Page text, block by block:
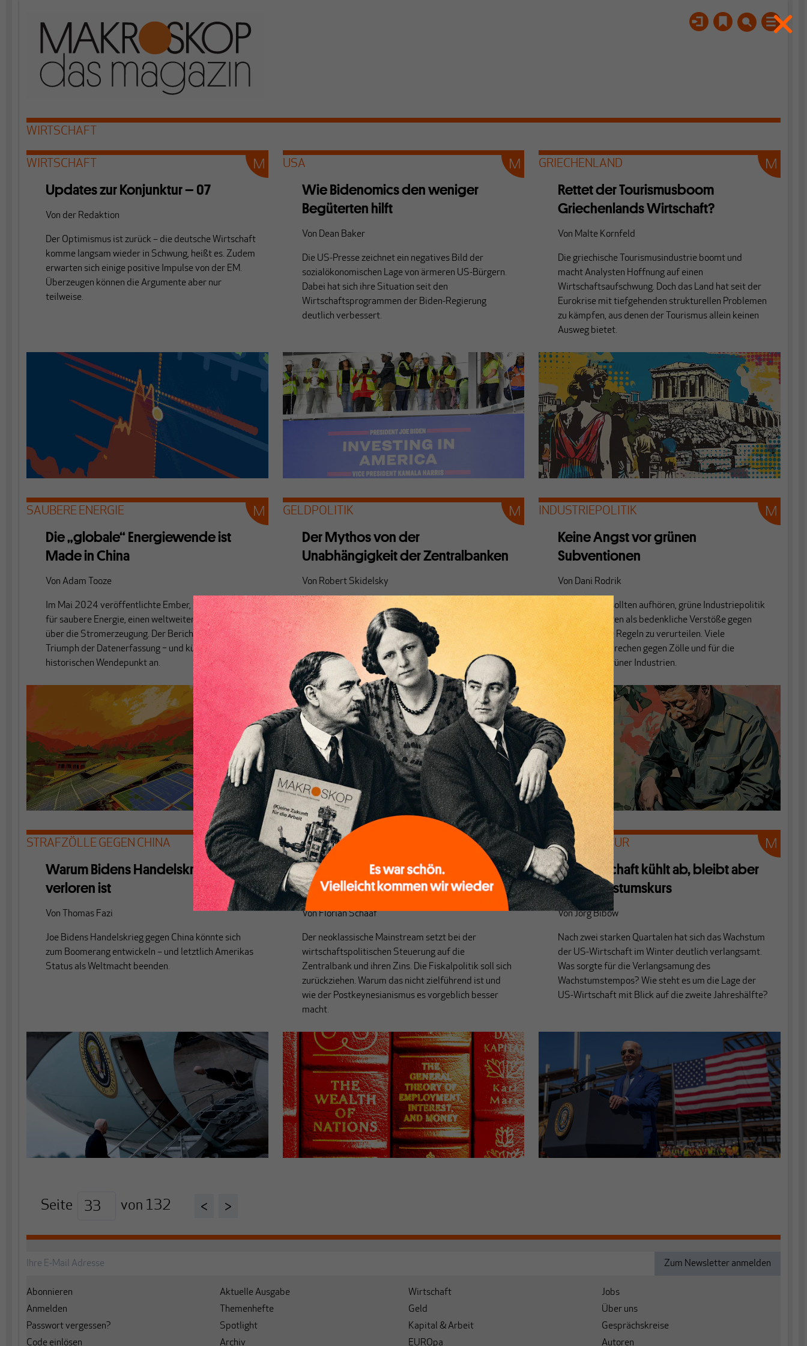
WIRTSCHAFT
WIRTSCHAFT
Updates zur Konjunktur – 07
Von der Redaktion
Der Optimismus ist zurück – die deutsche Wirtschaft
komme langsam wieder in Schwung, heißt es. Zudem
erwarten sich einige positive Impulse von der EM.
Überzeugen können die Argumente aber nur
teilweise.
USA
Wie Bidenomics den weniger
Begüterten hilft
Von Dean Baker
Die US-Presse zeichnet ein negatives Bild der
sozialökonomischen Lage von ärmeren US-Bürgern.
Dabei hat sich ihre Situation seit den
Wirtschaftsprogrammen der Biden-Regierung
deutlich verbessert.
GRIECHENLAND
Rettet der Tourismusboom
Griechenlands Wirtschaft?
Von Malte Kornfeld
Die griechische Tourismusindustrie boomt und
macht Analysten Hoffnung auf einen
Wirtschaftsaufschwung. Doch das Land hat seit der
Eurokrise mit tiefgehenden strukturellen Problemen
zu kämpfen, aus denen der Tourismus allein keinen
Ausweg bietet.
SAUBERE ENERGIE
Die „globale“ Energiewende ist
Made in China
Von Adam Tooze
Im Mai 2024 veröffentlichte Ember, ein Thinktank
für saubere Energie, einen weltweiten Überblick
über die Stromerzeugung. Der Bericht ist ein
Triumph der Datenerfassung − und kündigt einen
historischen Wendepunkt an.
GELDPOLITIK
Der Mythos von der
Unabhängigkeit der Zentralbanken
Von Robert Skidelsky
Die Bank of England hat es nicht vermocht, wirksam
auf die schlimmste Inflation seit vier Jahrzehnten zu
reagieren. Das zeigt: Die Vorstellung, dass Finanz-
und Geldpolitik voneinander getrennt werden
können, ist überholt.
INDUSTRIEPOLITIK
Keine Angst vor grünen
Subventionen
Von Dani Rodrik
Regierungen sollten aufhören, grüne Industriepolitik
anderer Staaten als bedenkliche Verstöße gegen
internationale Regeln zu verurteilen. Viele
Argumente sprechen gegen Zölle und für die
Subvention grüner Industrien.
STRAFZÖLLE GEGEN CHINA
Warum Bidens Handelskrieg schon
verloren ist
Von Thomas Fazi
Joe Bidens Handelskrieg gegen China könnte sich
zum Boomerang entwickeln – und letztlich Amerikas
Status als Weltmacht beenden.
POSTKEYNESIANISMUS VS. MAINSTREAM
So bedeutsam ist die
Zinssteuerung
VonFlorian Schaaf
Der neoklassische Mainstream setzt bei der
wirtschaftspolitischen Steuerung auf die
Zentralbank und ihren Zins. Die Fiskalpolitik soll sich
zurückziehen. Warum das nicht zielführend ist und
wie der Postkeynesianismus es vorgeblich besser
macht.
US-KONJUNKTUR
US-Wirtschaft kühlt ab, bleibt aber
auf Wachstumskurs
VonJörg Bibow
Nach zwei starken Quartalen hat sich das Wachstum
der US-Wirtschaft im Winter deutlich verlangsamt.
Was sorgte für die Verlangsamung des
Wachstumstempos? Wie steht es um die Lage der
US-Wirtschaft mit Blick auf die zweite Jahreshälfte?
Seite von 132 < >
Abonnieren
Anmelden
Passwort vergessen?
Code einlösen
Aktuelle Ausgabe
Themenhefte
Spotlight
Archiv
Wirtschaft
Geld
Kapital & Arbeit
EUROpa
Jobs
Über uns
Gesprächskreise
Autoren